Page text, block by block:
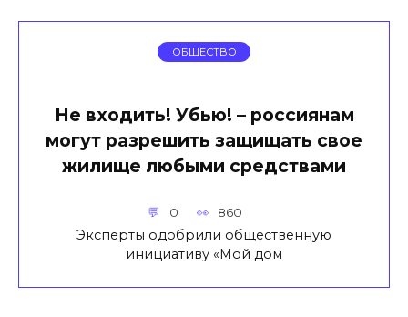
ОБЩЕСТВО
Не входить! Убью! – россиянам
могут разрешить защищать свое
жилище любыми средствами
0 860
Эксперты одобрили общественную
инициативу «Мой дом